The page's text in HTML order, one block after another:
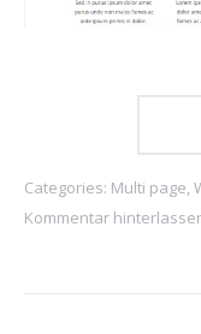
Categories: Multi page,
Kommentar